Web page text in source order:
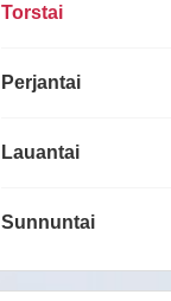
Torstai
Perjantai
Lauantai
Sunnuntai